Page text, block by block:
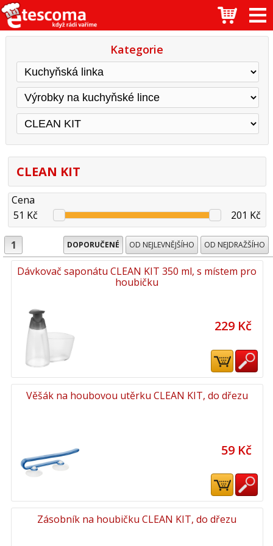
Kategorie
CLEAN KIT
Cena
51 Kč
201 Kč
1 DOPORUČENÉ OD NEJLEVNĚJŠÍHO OD NEJDRAŽŠÍHO
Dávkovač saponátu CLEAN KIT 350 ml, s místem pro
houbičku
229 Kč
Věšák na houbovou utěrku CLEAN KIT, do dřezu
59 Kč
Zásobník na houbičku CLEAN KIT, do dřezu